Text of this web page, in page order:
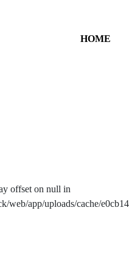
HOME